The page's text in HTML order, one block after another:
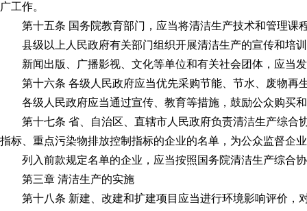
广工作。
第十五条 国务院教育部门，应当将清洁生产技术和管理课
县级以上人民政府有关部门组织开展清洁生产的宣传和培训
新闻出版、广播影视、文化等单位和有关社会团体，应当
第十六条 各级人民政府应当优先采购节能、节水、废物再
各级人民政府应当通过宣传、教育等措施，鼓励公众购买
第十七条 省、自治区、直辖市人民政府负责清洁生产综合
指标、重点污染物排放控制指标的企业的名单，为公众监督企
列入前款规定名单的企业，应当按照国务院清洁生产综合协
第三章 清洁生产的实施
第十八条 新建、改建和扩建项目应当进行环境影响评价，